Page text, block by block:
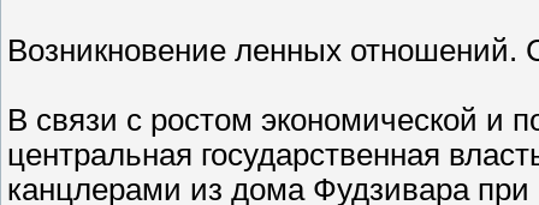
Возникновение ленных отношений.
В связи с ростом экономической и
центральная государственная
канцлерами из дома Фудзивара